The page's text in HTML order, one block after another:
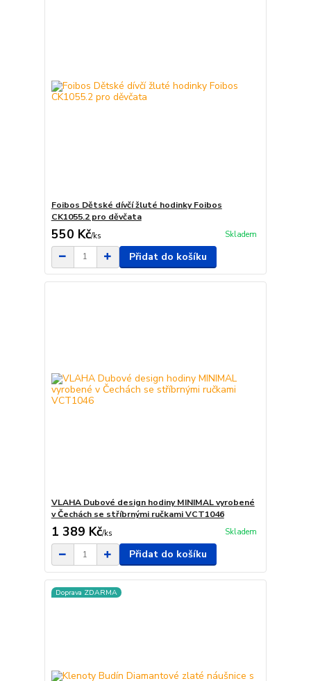
Foibos Dětské dívčí žluté hodinky Foibos
CK1055.2 pro děvčata
550 Kč/ks Skladem
Přidat do košíku
VLAHA Dubové design hodiny MINIMAL vyrobené
v Čechách se stříbrnými ručkami VCT1046
1 389 Kč/ks Skladem
Přidat do košíku
Doprava ZDARMA